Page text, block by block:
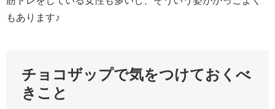
もあります♪
チョコザップで気をつけておくべ
きこと